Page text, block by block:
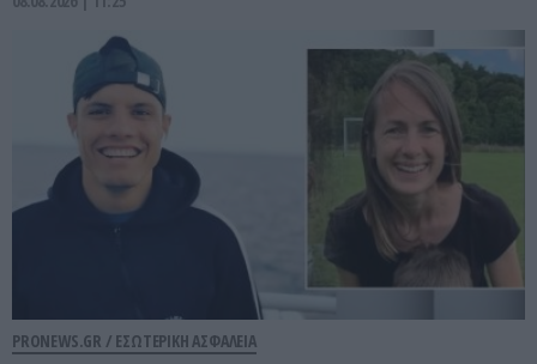
PRONEWS.GR / ΕΣΩΤΕΡΙΚΗ ΑΣΦΑΛΕΙΑ